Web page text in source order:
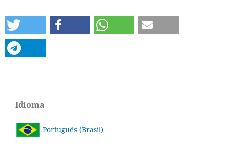
Idioma
Português (Brasil)